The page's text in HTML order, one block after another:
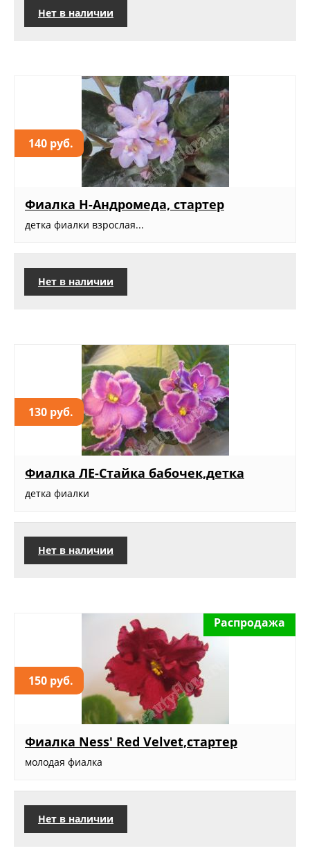
Нет в наличии
140 руб.
Фиалка Н-Андромеда, стартер
детка фиалки взрослая...
Нет в наличии
130 руб.
Фиалка ЛЕ-Стайка бабочек,детка
детка фиалки
Нет в наличии
150 руб.
Распродажа
Фиалка Ness' Red Velvet,стартер
молодая фиалка
Нет в наличии